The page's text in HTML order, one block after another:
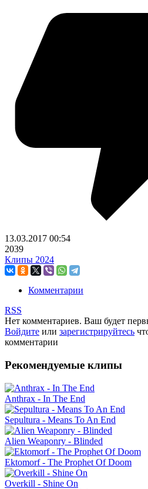
13.03.2017 00:54
2039
Клипы 2024
Комментарии
RSS
Нет комментариев. Ваш будет
Войдите или зарегистрируйтесь
комментарии
Рекомендуемые клипы
Anthrax - In The End
Sepultura - Means To An End
Alien Weaponry - Blinded
Ektomorf - The Prophet Of Doom
Overkill - Shine On